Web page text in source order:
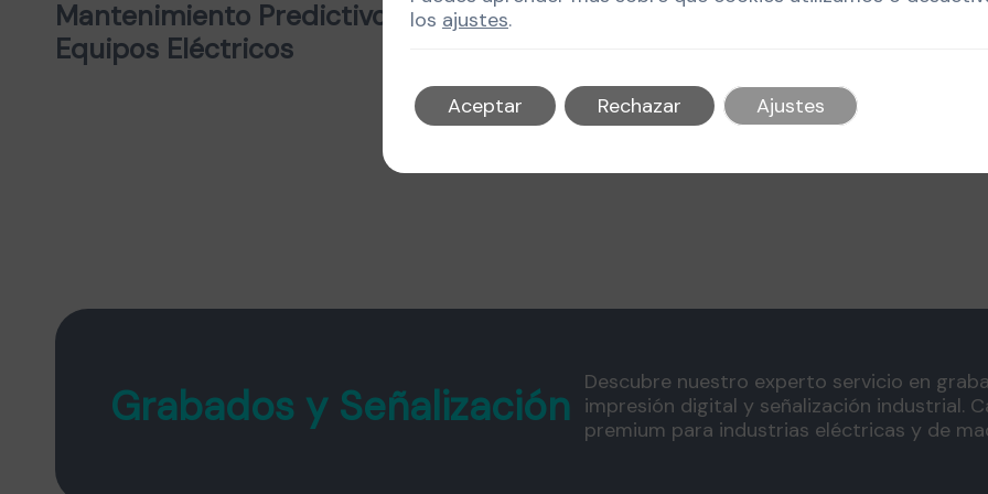
Mantenimiento Predictivo en
Equipos Eléctricos
Grabados y Señalización
Descubre nuestro experto servicio en
impresión digital y señalización industrial.
premium para industrias eléctricas y de
los ajustes.
Aceptar Rechazar Ajustes